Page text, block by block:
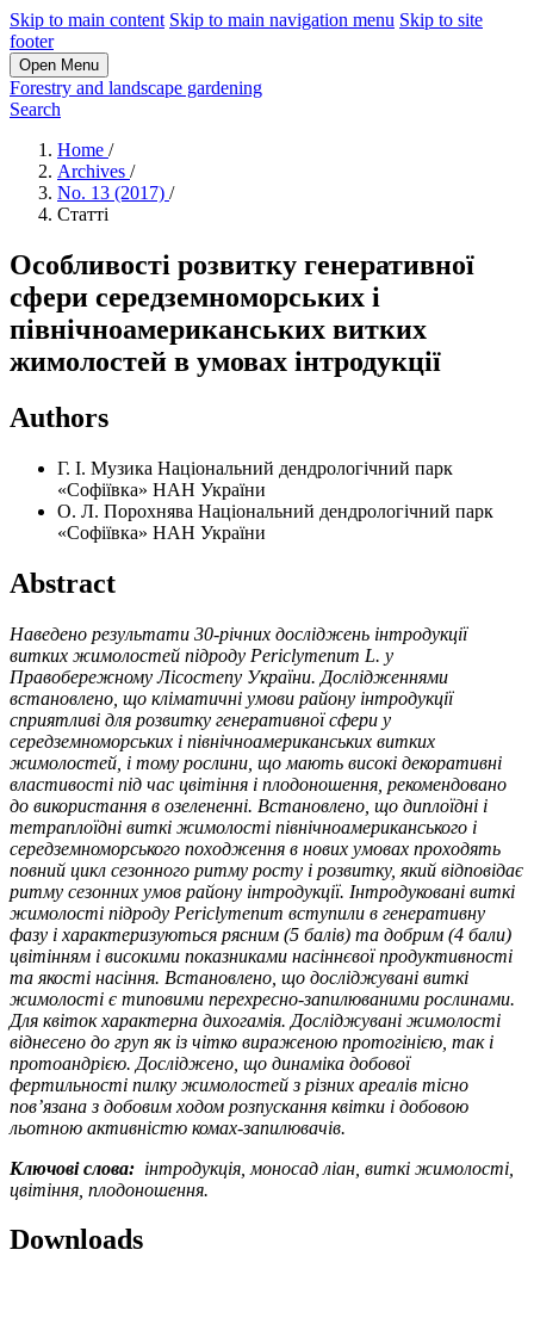
Skip to main content Skip to main navigation menu Skip to site
footer
Open Menu
Forestry and landscape gardening
Search
Home /
Archives /
No. 13 (2017) /
Статті
Особливості розвитку генеративної
сфери середземноморських і
північноамериканських витких
жимолостей в умовах інтродукції
Authors
Г. І. Музика Національний дендрологічний парк
«Софіївка» НАН України
О. Л. Порохнява Національний дендрологічний парк
«Софіївка» НАН України
Abstract
Наведено результати 30-річних досліджень інтродукції
витких жимолостей підроду Periclymenum L. у
Правобережному Лісостепу України. Дослідженнями
встановлено, що кліматичні умови району інтродукції
сприятливі для розвитку генеративної сфери у
середземноморських і північноамериканських витких
жимолостей, і тому рослини, що мають високі декоративні
властивості під час цвітіння і плодоношення, рекомендовано
до використання в озелененні. Встановлено, що диплоїдні і
тетраплоїдні виткі жимолості північноамериканського і
середземноморського походження в нових умовах проходять
повний цикл сезонного ритму росту і розвитку, який відповідає
ритму сезонних умов району інтродукції. Інтродуковані виткі
жимолості підроду Periclymenum вступили в генеративну
фазу і характеризуються рясним (5 балів) та добрим (4 бали)
цвітінням і високими показниками насіннєвої продуктивності
та якості насіння. Встановлено, що досліджувані виткі
жимолості є типовими перехресно-запилюваними рослинами.
Для квіток характерна дихогамія. Досліджувані жимолості
віднесено до груп як із чітко вираженою протогінією, так і
протоандрією. Досліджено, що динаміка добової
фертильності пилку жимолостей з різних ареалів тісно
пов’язана з добовим ходом розпускання квітки і добовою
льотною активністю комах-запилювачів.
Ключові слова: інтродукція, моносад ліан, виткі жимолості,
цвітіння, плодоношення.
Downloads